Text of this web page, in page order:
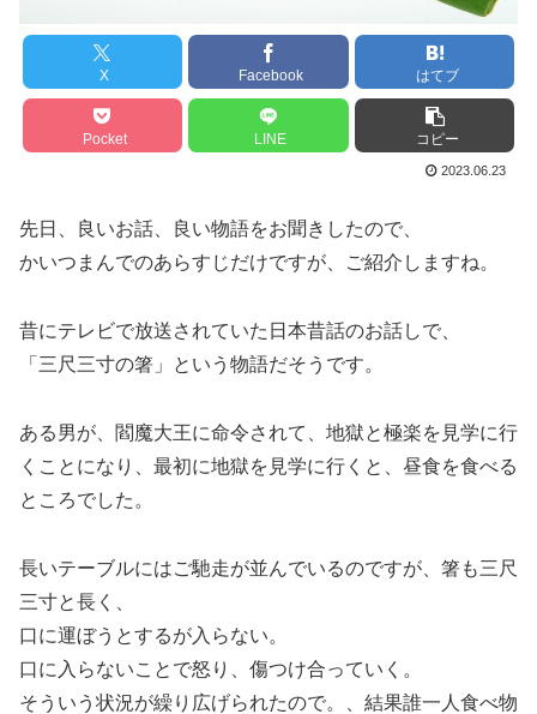
X Facebook はてブ
Pocket LINE コピー
2023.06.23
先日、良いお話、良い物語をお聞きしたので、
かいつまんでのあらすじだけですが、ご紹介しますね。
昔にテレビで放送されていた日本昔話のお話しで、
「三尺三寸の箸」という物語だそうです。
ある男が、閻魔大王に命令されて、地獄と極楽を見学に行
くことになり、最初に地獄を見学に行くと、昼食を食べる
ところでした。
長いテーブルにはご馳走が並んでいるのですが、箸も三尺
三寸と長く、
口に運ぼうとするが入らない。
口に入らないことで怒り、傷つけ合っていく。
そういう状況が繰り広げられたので。、結果誰一人食べ物